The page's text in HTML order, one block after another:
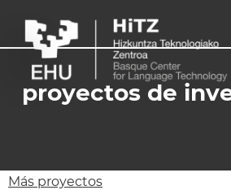
proyectos de
Más proyectos